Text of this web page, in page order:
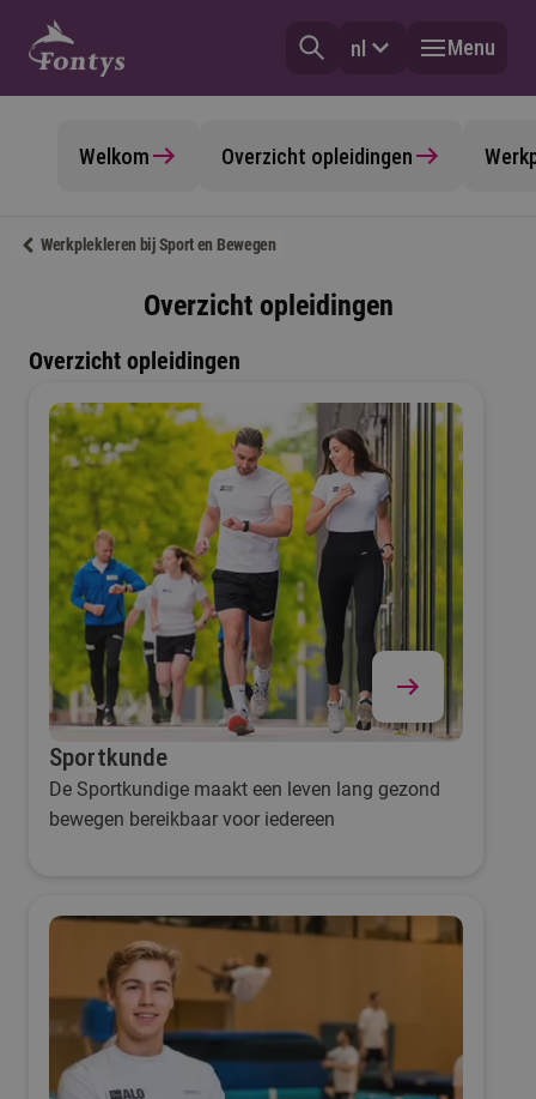
nl Menu
Welkom Overzicht opleidingen
Werkplekleren bij Sport en Bewegen
Overzicht opleidingen
Overzicht opleidingen
Sportkunde
De Sportkundige maakt een leven lang gezond
bewegen bereikbaar voor iedereen